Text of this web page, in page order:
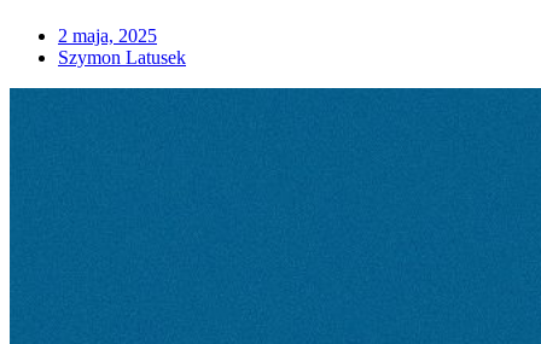
2 maja, 2025
Szymon Latusek